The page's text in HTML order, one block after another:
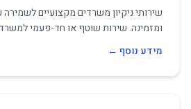
שירותי ניקיון משרדים מקצועיים
ומזמינה. שירות שוטף או חד-פעמי
מידע נוסף ←